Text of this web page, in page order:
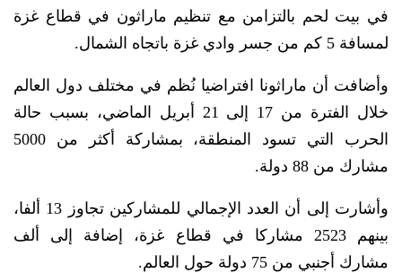
في بيت لحم بالتزامن مع تنظيم ماراثون في قطاع غزة
لمسافة 5 كم من جسر وادي غزة باتجاه الشمال.
وأضافت أن ماراثونا افتراضيا نُظم في مختلف دول العالم
خلال الفترة من 17 إلى 21 أبريل الماضي، بسبب حالة
الحرب التي تسود المنطقة، بمشاركة أكثر من 5000
مشارك من 88 دولة.
وأشارت إلى أن العدد الإجمالي للمشاركين تجاوز 13 ألفا،
بينهم 2523 مشاركا في قطاع غزة، إضافة إلى ألف
مشارك أجنبي من 75 دولة حول العالم.